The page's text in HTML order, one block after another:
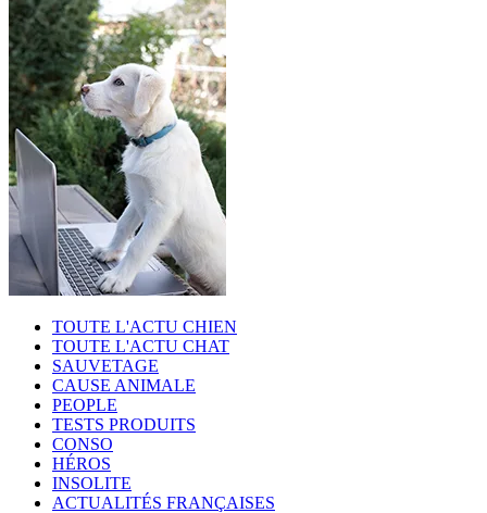
TOUTE L'ACTU CHIEN
TOUTE L'ACTU CHAT
SAUVETAGE
CAUSE ANIMALE
PEOPLE
TESTS PRODUITS
CONSO
HÉROS
INSOLITE
ACTUALITÉS FRANÇAISES